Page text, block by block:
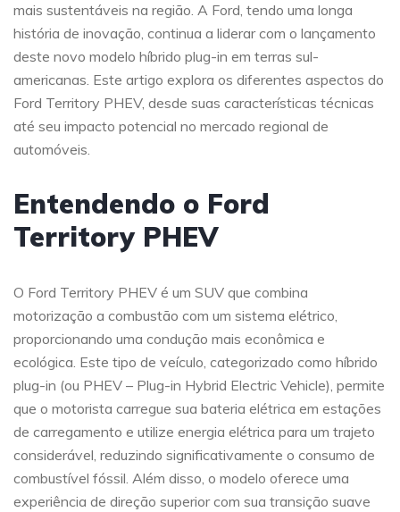
mais sustentáveis na região. A Ford, tendo uma longa
história de inovação, continua a liderar com o lançamento
deste novo modelo híbrido plug-in em terras sul-
americanas. Este artigo explora os diferentes aspectos do
Ford Territory PHEV, desde suas características técnicas
até seu impacto potencial no mercado regional de
automóveis.
Entendendo o Ford
Territory PHEV
O Ford Territory PHEV é um SUV que combina
motorização a combustão com um sistema elétrico,
proporcionando uma condução mais econômica e
ecológica. Este tipo de veículo, categorizado como híbrido
plug-in (ou PHEV – Plug-in Hybrid Electric Vehicle), permite
que o motorista carregue sua bateria elétrica em estações
de carregamento e utilize energia elétrica para um trajeto
considerável, reduzindo significativamente o consumo de
combustível fóssil. Além disso, o modelo oferece uma
experiência de direção superior com sua transição suave